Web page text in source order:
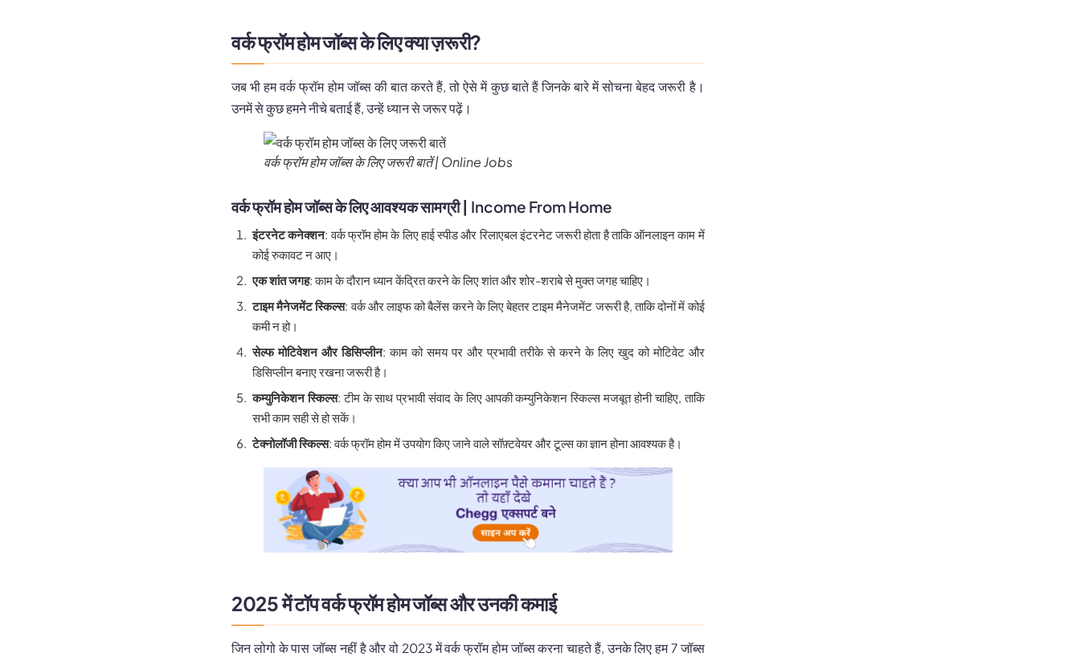
वर्क फ्रॉम होम जॉब्स के लिए क्या ज़रूरी?
जब भी हम वर्क फ्रॉम होम जॉब्स की बात करते हैं, तो ऐसे में कुछ बाते हैं जिनके बारे में सोचना बेहद जरूरी है।
उनमें से कुछ हमने नीचे बताई हैं, उन्हें ध्यान से जरूर पढ़ें।
वर्क फ्रॉम होम जॉब्स के लिए जरूरी बातें | Online Jobs
वर्क फ्रॉम होम जॉब्स के लिए आवश्यक सामग्री | Income From Home
इंटरनेट कनेक्शन: वर्क फ्रॉम होम के लिए हाई स्पीड और रिलाएबल इंटरनेट जरूरी होता है ताकि ऑनलाइन काम में
कोई रुकावट न आए।
एक शांत जगह: काम के दौरान ध्यान केंद्रित करने के लिए शांत और शोर-शराबे से मुक्त जगह चाहिए।
टाइम मैनेजमेंट स्किल्स: वर्क और लाइफ को बैलेंस करने के लिए बेहतर टाइम मैनेजमेंट जरूरी है, ताकि दोनों में कोई
कमी न हो।
सेल्फ मोटिवेशन और डिसिप्लीन: काम को समय पर और प्रभावी तरीके से करने के लिए खुद को मोटिवेट और
डिसिप्लीन बनाए रखना जरूरी है।
कम्युनिकेशन स्किल्स: टीम के साथ प्रभावी संवाद के लिए आपकी कम्युनिकेशन स्किल्स मजबूत होनी चाहिए, ताकि
सभी काम सही से हो सकें।
टेक्नोलॉजी स्किल्स: वर्क फ्रॉम होम में उपयोग किए जाने वाले सॉफ़्टवेयर और टूल्स का ज्ञान होना आवश्यक है।
2025 में टॉप वर्क फ्रॉम होम जॉब्स और उनकी कमाई
जिन लोगो के पास जॉब्स नहीं है और वो 2023 में वर्क फ्रॉम होम जॉब्स करना चाहते हैं, उनके लिए हम 7 जॉब्स